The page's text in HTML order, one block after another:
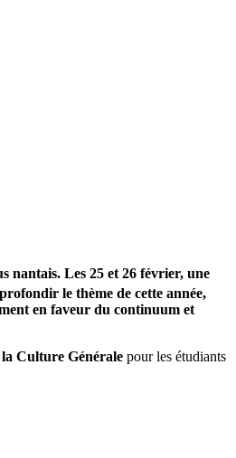
nantais. Les 25 et 26 février, une
le thème de cette année,
en faveur du continuum et
la Culture Générale pour les étudiants